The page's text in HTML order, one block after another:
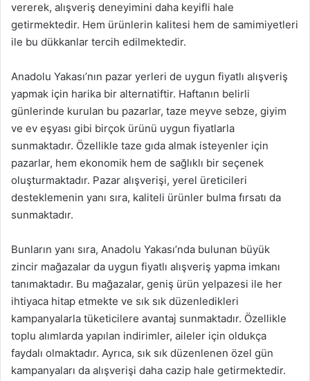
vererek, alışveriş deneyimini daha keyifli hale
getirmektedir. Hem ürünlerin kalitesi hem de samimiyetleri
ile bu dükkanlar tercih edilmektedir.
Anadolu Yakası’nın pazar yerleri de uygun fiyatlı alışveriş
yapmak için harika bir alternatiftir. Haftanın belirli
günlerinde kurulan bu pazarlar, taze meyve sebze, giyim
ve ev eşyası gibi birçok ürünü uygun fiyatlarla
sunmaktadır. Özellikle taze gıda almak isteyenler için
pazarlar, hem ekonomik hem de sağlıklı bir seçenek
oluşturmaktadır. Pazar alışverişi, yerel üreticileri
desteklemenin yanı sıra, kaliteli ürünler bulma fırsatı da
sunmaktadır.
Bunların yanı sıra, Anadolu Yakası’nda bulunan büyük
zincir mağazalar da uygun fiyatlı alışveriş yapma imkanı
tanımaktadır. Bu mağazalar, geniş ürün yelpazesi ile her
ihtiyaca hitap etmekte ve sık sık düzenledikleri
kampanyalarla tüketicilere avantaj sunmaktadır. Özellikle
toplu alımlarda yapılan indirimler, aileler için oldukça
faydalı olmaktadır. Ayrıca, sık sık düzenlenen özel gün
kampanyaları da alışverişi daha cazip hale getirmektedir.